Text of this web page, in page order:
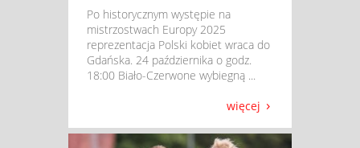
​ Po historycznym występie na
mistrzostwach Europy 2025
reprezentacja Polski kobiet wraca do
Gdańska. 24 października o godz.
18:00 Biało-Czerwone wybiegną ...
więcej